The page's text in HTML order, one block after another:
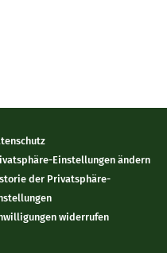
Einstellungen ändern
der Privatsphäre-
widerrufen